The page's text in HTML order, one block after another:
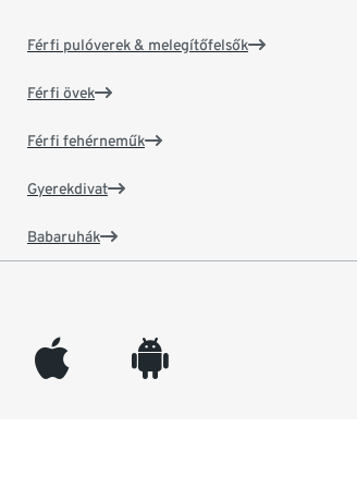
Férfi pulóverek & melegítőfelsők
Férfi övek
Férfi fehérneműk
Gyerekdivat
Babaruhák
appleinc android